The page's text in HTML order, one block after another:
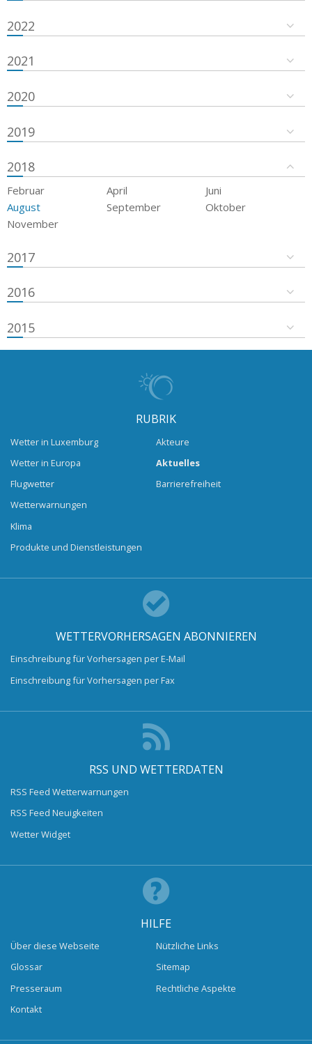
2022
2021
2020
2019
2018
Februar April
Juni
August
September
Oktober
November
2017
2016
2015
RUBRIK
Wetter in Luxemburg
Wetter in Europa
Flugwetter
Wetterwarnungen
Klima
Produkte und Dienstleistungen
Akteure
Aktuelles
Barrierefreiheit
WETTERVORHERSAGEN ABONNIEREN
Einschreibung für Vorhersagen per E-Mail
Einschreibung für Vorhersagen per Fax
RSS UND WETTERDATEN
RSS Feed Wetterwarnungen
RSS Feed Neuigkeiten
Wetter Widget
HILFE
Über diese Webseite
Glossar
Presseraum
Kontakt
Nützliche Links
Sitemap
Rechtliche Aspekte